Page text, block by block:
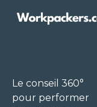
Le conseil 360°
pour performer